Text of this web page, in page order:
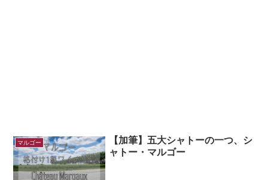
マルゴー
【加筆】五大シャトーの一つ、シ
ャトー・マルゴー